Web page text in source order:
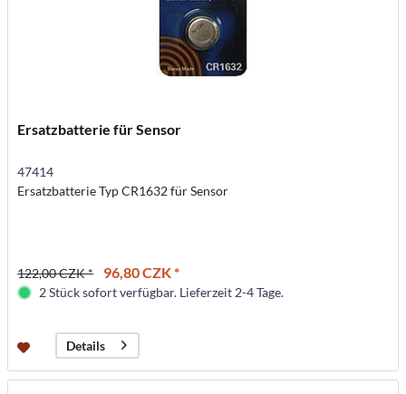
Ersatzbatterie für Sensor
47414
Ersatzbatterie Typ CR1632 für Sensor
122,00 CZK * 96,80 CZK *
2 Stück sofort verfügbar. Lieferzeit 2-4 Tage.
Details